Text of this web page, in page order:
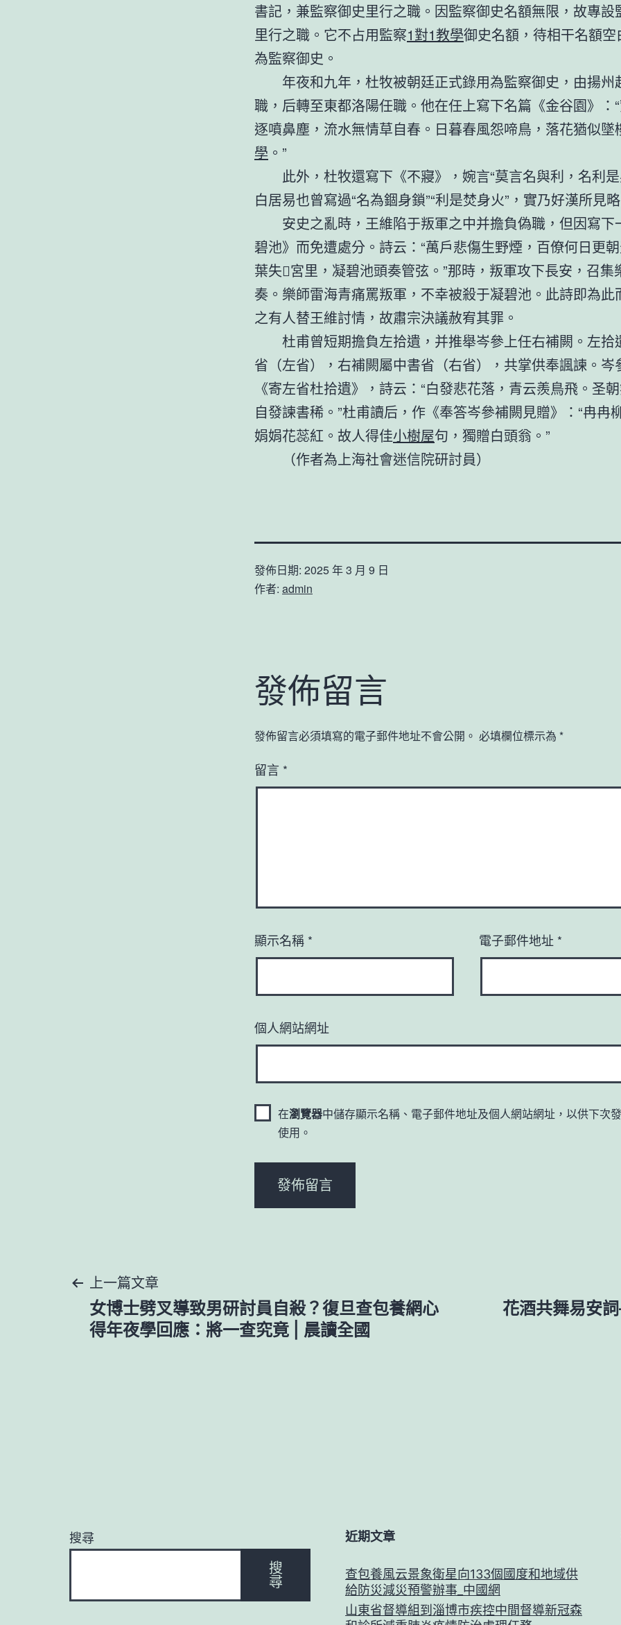
書記，兼監察御史里行之職。因監察御史名額無限，故專設
里行之職。它不占用監察1對1教學御史名額，待相干名額空
為監察御史。
年夜和九年，杜牧被朝廷正式錄用為監察御史，由揚州
職，后轉至東都洛陽任職。他在任上寫下名篇《金谷園》：
逐噴鼻塵，流水無情草自春。日暮春風怨啼鳥，落花猶似墜
學 。”
此外，杜牧還寫下《不寢》，婉言“莫言名與利，名利是
白居易也曾寫過“名為錮身鎖”“利是焚身火”，實乃好漢所見略
安史之亂時，王維陷于叛軍之中并擔負偽職，但因寫下
碧池》而免遭處分。詩云：“萬戶悲傷生野煙，百僚何日更
葉失宮里，凝碧池頭奏管弦。”那時，叛軍攻下長安，召集
奏。樂師雷海青痛罵叛軍，不幸被殺于凝碧池。此詩即為此
之有人替王維討情，故肅宗決議赦宥其罪。
杜甫曾短期擔負左拾遺，并推舉岑參上任右補闕。左拾
省（左省），右補闕屬中書省（右省），共掌供奉諷諫。岑
《寄左省杜拾遺》，詩云：“白發悲花落，青云羨鳥飛。圣朝
自發諫書稀。”杜甫讀后，作《奉答岑參補闕見贈》：“冉冉
娟娟花蕊紅。故人得佳小樹屋句，獨贈白頭翁。”
（作者為上海社會迷信院研討員）
發佈日期: 2025 年 3 月 9 日
作者: admin
發佈留言
發佈留言必須填寫的電子郵件地址不會公開。 必填欄位標示為 *
留言 *
顯示名稱 * 電子郵件地址 *
個人網站網址
在瀏覽器中儲存顯示名稱、電子郵件地址及個人網站網址，以供下次
使用。
文
章
上一篇文章
女博士劈叉導致男研討員自殺？復旦查包養網心
得年夜學回應：將一查究竟 | 晨讀全國
花酒共舞易安
搜尋
搜
尋
近期文章
查包養風云景象衛星向133個國度和地域供
給防災減災預警辦事_中國網
山東省督導組到淄博市疾控中間督導新冠森